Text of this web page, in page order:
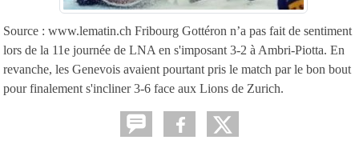
Source : www.lematin.ch Fribourg Gottéron n’a pas fait de sentiment
lors de la 11e journée de LNA en s'imposant 3-2 à Ambri-Piotta. En
revanche, les Genevois avaient pourtant pris le match par le bon bout
pour finalement s'incliner 3-6 face aux Lions de Zurich.